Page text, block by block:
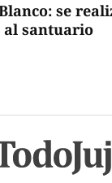
se
santuario